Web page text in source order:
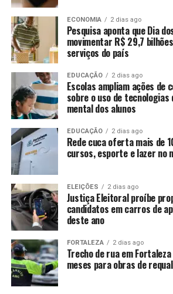
ECONOMIA 2 dias ago
Pesquisa aponta que Dia
movimentar R$ 29,7
serviços do país
EDUCAÇÃO 2 dias ago
Escolas ampliam ações de
sobre o uso de
mental dos alunos
EDUCAÇÃO 2 dias ago
Rede cuca oferta mais de
cursos, esporte e lazer no
ELEIÇÕES 2 dias ago
Justiça Eleitoral proíbe
candidatos em carros de
deste ano
FORTALEZA 2 dias ago
Trecho de rua em
meses para obras de